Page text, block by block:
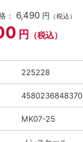
： 6,490 円 （税込）
円 （税込）
225228
4580236848370
MK07-25